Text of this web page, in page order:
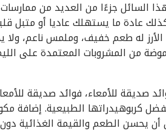
السائل جزءًا من العديد من
عادة ما يستهلك عاديا أو متبل
له طعم خفيف، وملمس ناعم،
من المشروبات المعتمدة على
صديقة للأمعاء، فوائد صديقة
كربوهيدراتها الطبيعية. إضافة
يحسن الطعم والقيمة الغذائية